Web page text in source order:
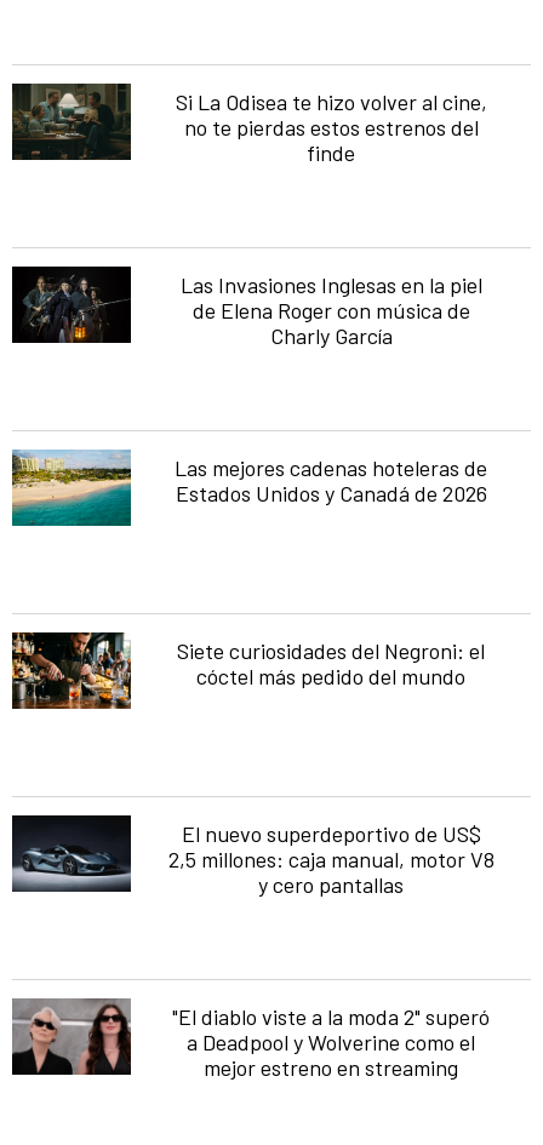
Si La Odisea te hizo volver al cine,
no te pierdas estos estrenos del
finde
Las Invasiones Inglesas en la piel
de Elena Roger con música de
Charly García
Las mejores cadenas hoteleras de
Estados Unidos y Canadá de 2026
Siete curiosidades del Negroni: el
cóctel más pedido del mundo
El nuevo superdeportivo de US$
2,5 millones: caja manual, motor V8
y cero pantallas
"El diablo viste a la moda 2" superó
a Deadpool y Wolverine como el
mejor estreno en streaming